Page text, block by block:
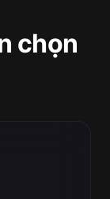
chọn